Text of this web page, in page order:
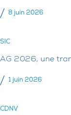
8 juin 2026
SIC
AG 2026, une
1 juin 2026
CDNV